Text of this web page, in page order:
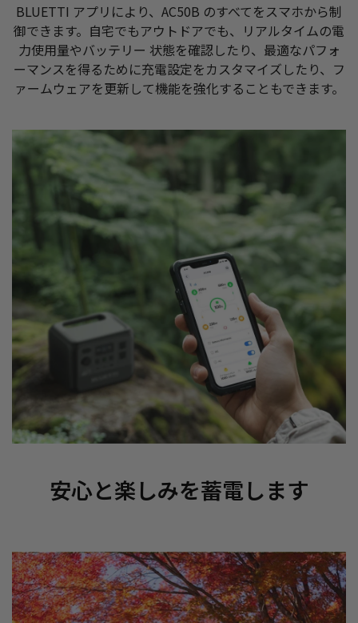
BLUETTI アプリにより、AC50B のすべてをスマホから制
御できます。自宅でもアウトドアでも、リアルタイムの電
力使用量やバッテリー 状態を確認したり、最適なパフォ
ーマンスを得るために充電設定をカスタマイズしたり、フ
ァームウェアを更新して機能を強化することもできます。
安心と楽しみを蓄電します